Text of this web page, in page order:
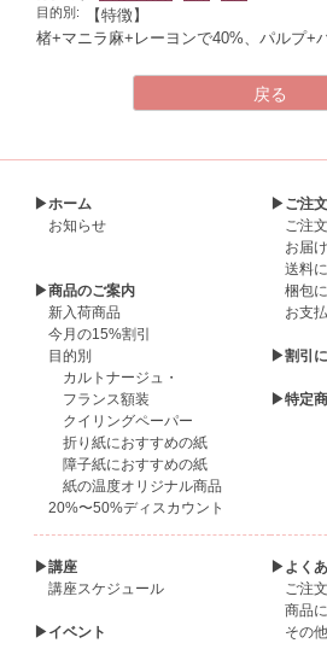
目的別:
【特徴】
楮+マニラ麻+レーヨンで40%、パルプ+
▶ホーム
お知らせ
▶商品のご案内
新入荷商品
今月の15%割引
目的別
カルトナージュ・
フランス額装
クイリングペーパー
折り紙におすすめの紙
障子紙におすすめの紙
紙の温度オリジナル商品
20%〜50%ディスカウント
▶ご注
ご注
お届
送料
梱包
お支
▶割引
▶特定
▶講座
講座スケジュール
▶イベント
▶よく
ご注
商品
その他